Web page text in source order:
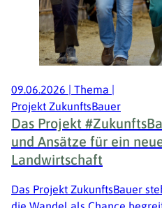
09.06.2026 | Thema |
Projekt ZukunftsBauer
Das Projekt
und Ansätze für ein
Landwirtschaft
Das Projekt ZukunftsBauer